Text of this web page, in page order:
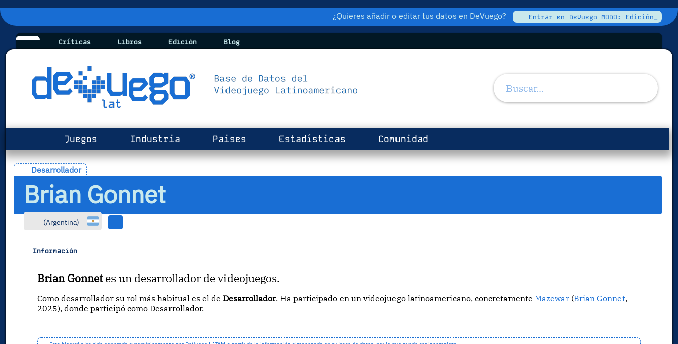
¿Quieres añadir o editar tus datos en DeVuego? Entrar en DeVuego MODO: Edición_
Críticas Libros Edición Blog
Juegos Industria Paises Estadísticas Comunidad
Desarrollador
Brian Gonnet
(Argentina)
Información
Brian Gonnetes un desarrollador de videojuegos.
Como desarrollador su rol más habitual es el de Desarrollador. Ha participado en un videojuego latinoamericano, concretamente Mazewar(Brian Gonnet,
2025), donde participó como Desarrollador.